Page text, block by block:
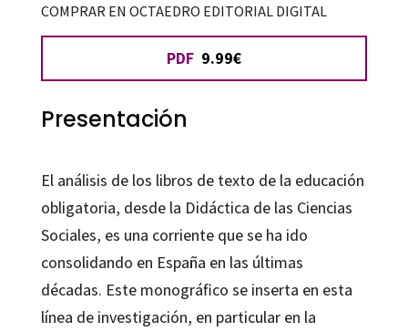
COMPRAR EN OCTAEDRO EDITORIAL DIGITAL
PDF 9.99€
Presentación
El análisis de los libros de texto de la educación
obligatoria, desde la Didáctica de las Ciencias
Sociales, es una corriente que se ha ido
consolidando en España en las últimas
décadas. Este monográfico se inserta en esta
línea de investigación, en particular en la